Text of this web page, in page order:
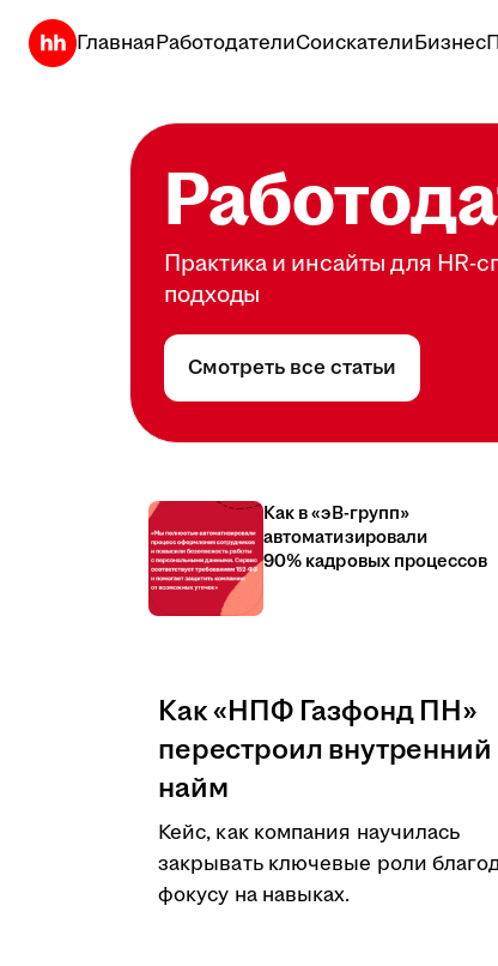
ГлавнаяРаботодателиСоискателиБизнес
Практика и инсайты для HR-
подходы
Смотреть все статьи
Как в «эВ-групп»
автоматизировали
90% кадровых процессов
Как «НПФ Газфонд ПН»
перестроил внутренний
найм
Кейс, как компания научилась
закрывать ключевые роли
фокусу на навыках.